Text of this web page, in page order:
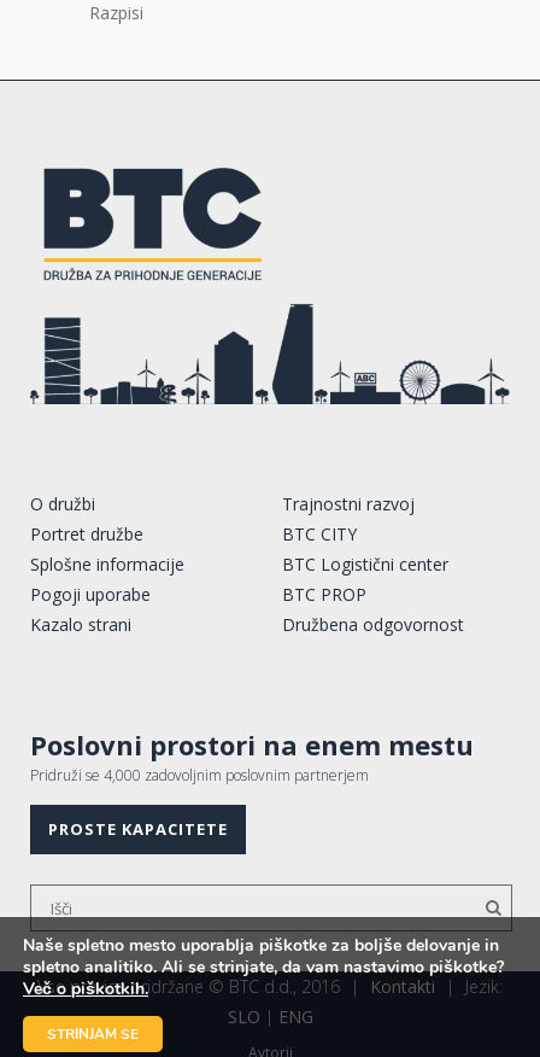
Razpisi
O družbi
Portret družbe
Splošne informacije
Pogoji uporabe
Kazalo strani
Trajnostni razvoj
BTC CITY
BTC Logistični center
BTC PROP
Družbena odgovornost
Poslovni prostori na enem mestu
Pridruži se 4,000 zadovoljnim poslovnim partnerjem
PROSTE KAPACITETE
Vse pravice pridržane © BTC d.d., 2016 | Kontakti |
Jezik:
SLO | ENG
Naše spletno mesto uporablja piškotke za boljše delovanje in
spletno analitiko. Ali se strinjate, da vam nastavimo piškotke?
Več o piškotkih.
STRINJAM SE